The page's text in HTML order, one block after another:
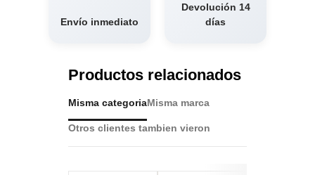
Envío inmediato
Devolución 14
días
Productos relacionados
Misma categoriaMisma marca
Otros clientes tambien vieron